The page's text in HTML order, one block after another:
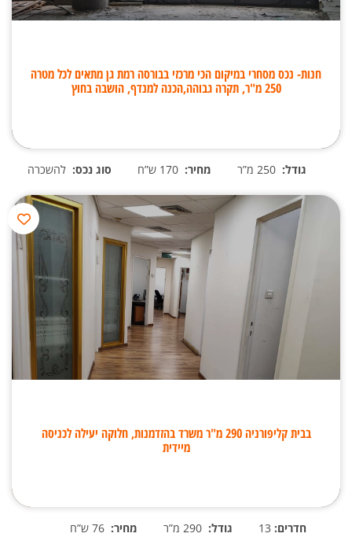
חנות- נכס מסחרי במיקום הכי מרכזי בבורסה רמת גן מתאים לכל מטרה
250 מ"ר, תקרה גבוהה,הכנה למנדף, הושבה בחוץ
גודל: 250 מ”ר מחיר: סוג נכס: להשכרה
בבית קליפורניה 290 מ"ר משרד בהזדמנות, חלוקה יעילה לכניסה
מיידית
חדרים: גודל: מחיר: